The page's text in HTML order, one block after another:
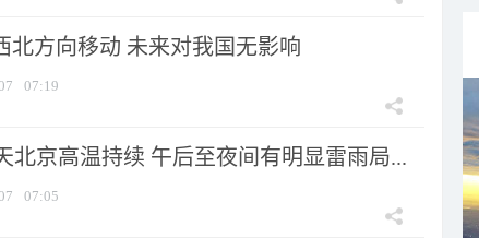
北方向移动 未来对我国无影响
07:19
北京高温持续 午后至夜间有明显雷雨局...
07:05